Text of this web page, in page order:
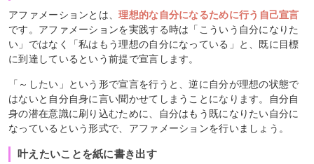
アファメーションとは、理想的な自分になるために行う自己宣言
です。アファメーションを実践する時は「こういう自分になりた
い」ではなく「私はもう理想の自分になっている」と、既に目標
に到達しているという前提で宣言します。
「～したい」という形で宣言を行うと、逆に自分が理想の状態で
はないと自分自身に言い聞かせてしまうことになります。自分自
身の潜在意識に刷り込むために、自分はもう既になりたい自分に
なっているという形式で、アファメーションを行いましょう。
叶えたいことを紙に書き出す